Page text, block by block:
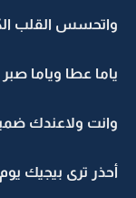
واتحسس القلب
ياما عطا وياما صبر
وانت ولاعندك
أحذر ترى بيجيك